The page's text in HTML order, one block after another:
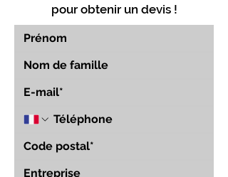
pour obtenir un devis !